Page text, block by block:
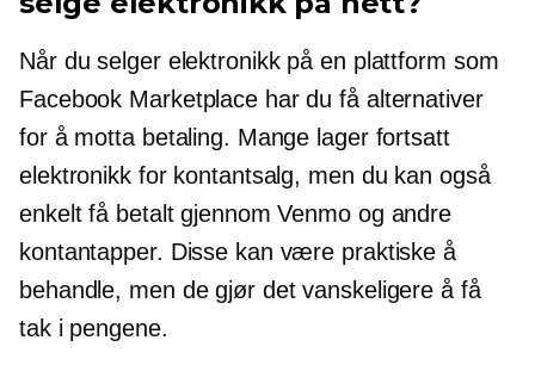
Når du selger elektronikk på en plattform som
Facebook Marketplace har du få alternativer
for å motta betaling. Mange lager fortsatt
elektronikk for kontantsalg, men du kan også
enkelt få betalt gjennom Venmo og andre
kontantapper. Disse kan være praktiske å
behandle, men de gjør det vanskeligere å få
tak i pengene.